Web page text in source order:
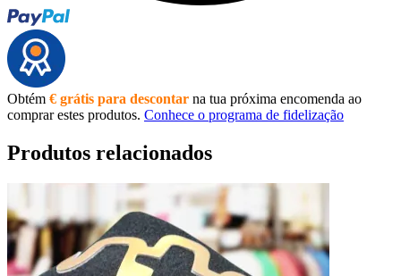
Obtém € grátis para descontar na tua próxima encomenda ao
comprar estes produtos. Conhece o programa de fidelização
Produtos relacionados